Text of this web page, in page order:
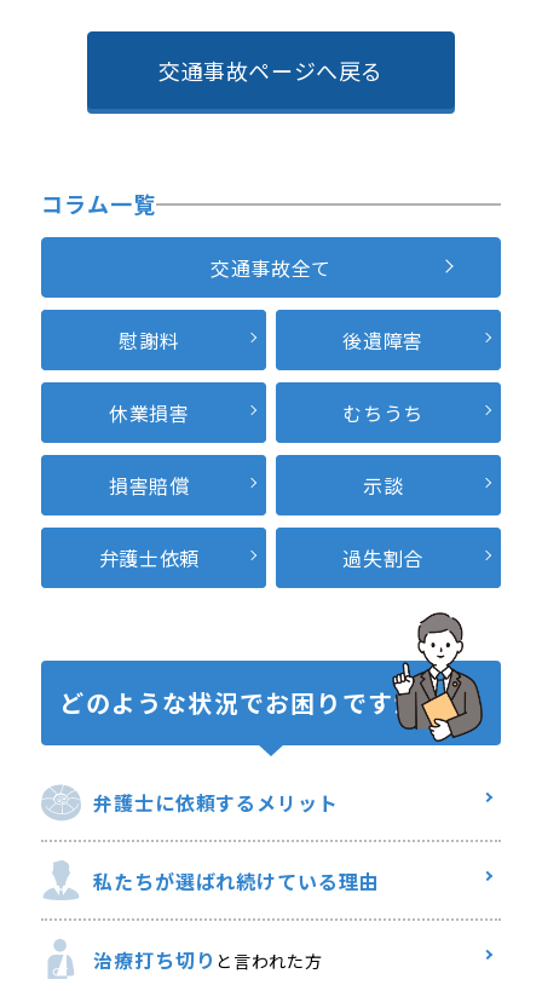
交通事故ページへ戻る
コラム一覧
交通事故全て
慰謝料 後遺障害
休業損害 むちうち
損害賠償 示談
弁護士依頼 過失割合
どのような状況でお困りですか？
弁護士に依頼するメリット
私たちが選ばれ続けている理由
治療打ち切り と言われた方